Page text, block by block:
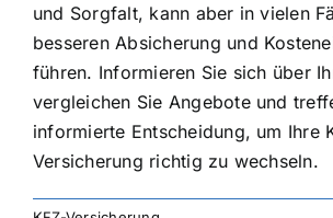
und Sorgfalt, kann aber in vielen
besseren Absicherung und
führen. Informieren Sie sich über
vergleichen Sie Angebote und
informierte Entscheidung, um Ihre
Versicherung richtig zu wechseln.